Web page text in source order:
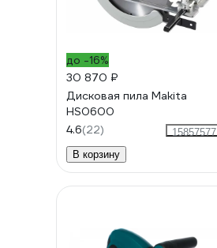
до -16%
30 870 ₽
Дисковая пила Makita
HS0600
4.6(22)
15857577
В корзину